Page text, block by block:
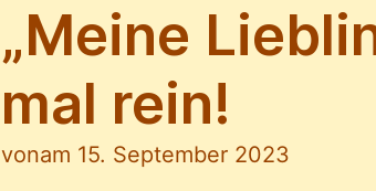
„Meine
mal rein!
vonam 15. September 2023